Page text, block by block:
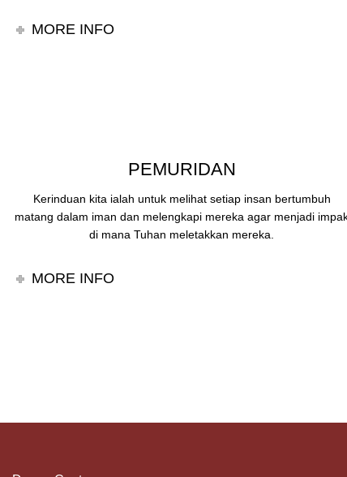
MORE INFO
PEMURIDAN
Kerinduan kita ialah untuk melihat setiap insan bertumbuh
matang dalam iman dan melengkapi mereka agar menjadi
di mana Tuhan meletakkan mereka.
MORE INFO